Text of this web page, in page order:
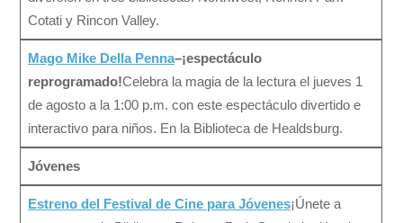
Cotati y Rincon Valley.
Mago Mike Della Penna–¡espectáculo
reprogramado!Celebra la magia de la lectura el jueves 1
de agosto a la 1:00 p.m. con este espectáculo divertido e
interactivo para niños. En la Biblioteca de Healdsburg.
Jóvenes
Estreno del Festival de Cine para Jóvenes¡Únete a